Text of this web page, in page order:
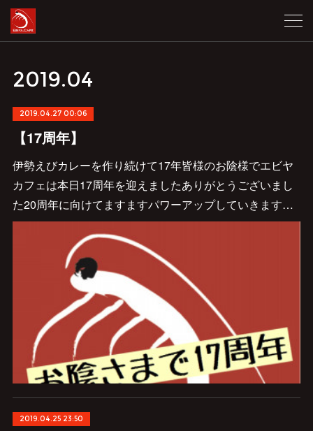
2019.04
2019.04.27 00:06
【17周年】
伊勢えびカレーを作り続けて17年皆様のお陰様でエビヤ
カフェは本日17周年を迎えましたありがとうございまし
た20周年に向けてますますパワーアップしていきます…
2019.04.25 23:50